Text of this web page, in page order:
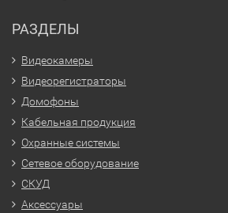
РАЗДЕЛЫ
Видеокамеры
Видеорегистраторы
Домофоны
Кабельная продукция
Охранные системы
Сетевое оборудование
СКУД
Аксессуары